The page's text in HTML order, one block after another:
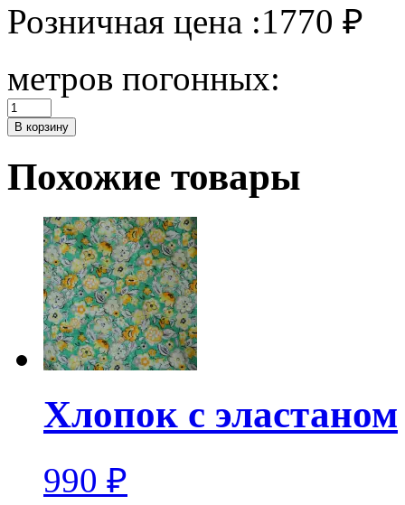
Розничная цена :1770 ₽
метров погонных:
Количество
Твид
В корзину
Похожие товары
Хлопок с эластаном
990 ₽